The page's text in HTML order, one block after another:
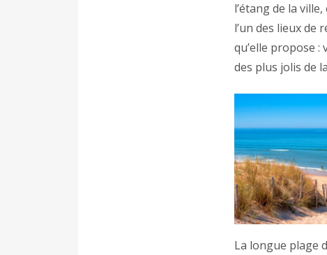
l’étang de la
l’un des lieux de
qu’elle propose
des plus jolis de
La longue plage